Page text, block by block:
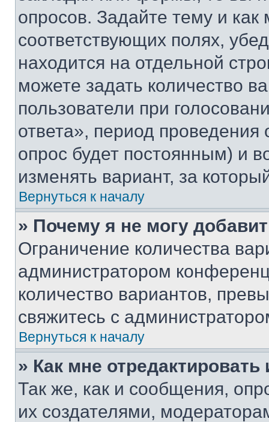
опросов. Задайте тему и
соответствующих полях,
находится на отдельной
можете задать количество
пользователи при
ответа», период проведения
опрос будет постоянным) и
изменять вариант, за
Вернуться к началу
» Почему я не могу
Ограничение количества
администратором
количество вариантов,
свяжитесь с
Вернуться к началу
» Как мне
Так же, как и сообщения,
их создателями,